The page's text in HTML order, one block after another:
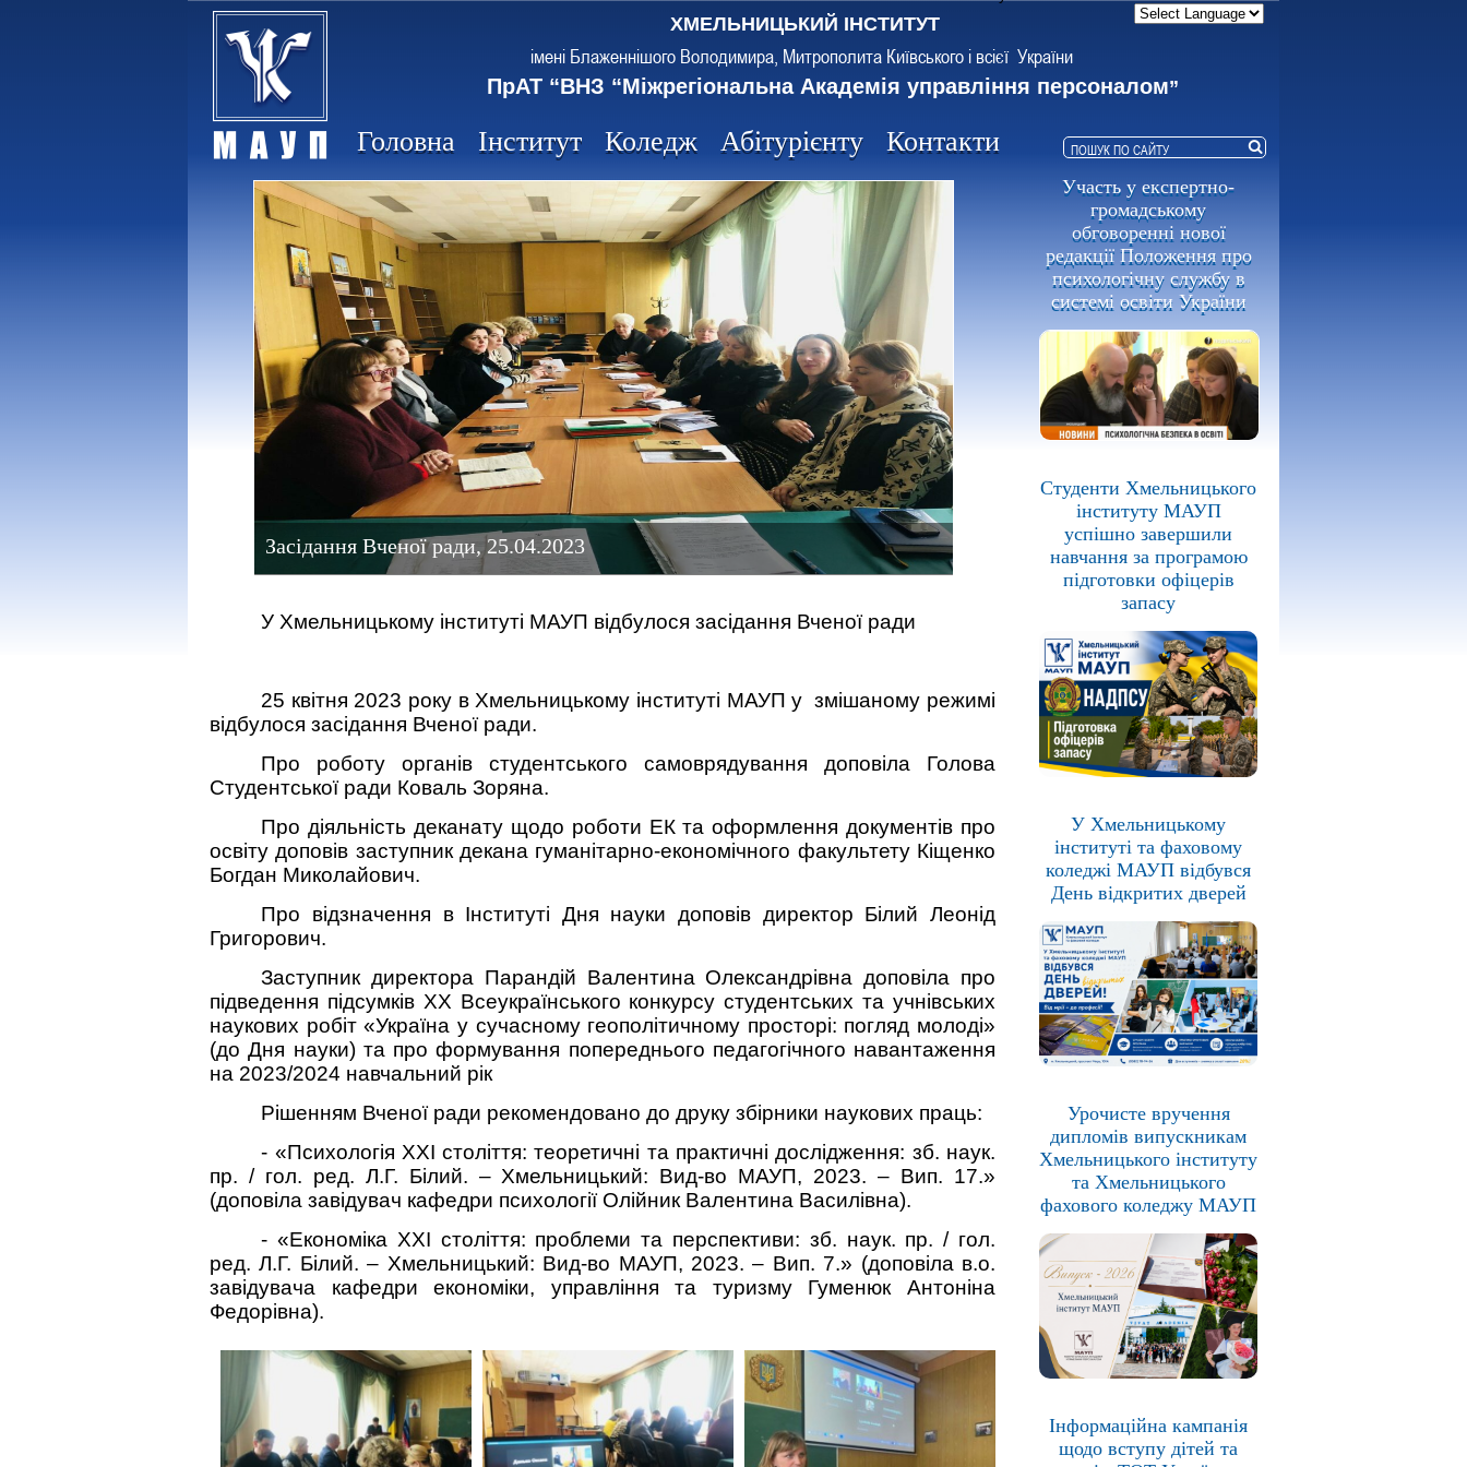
імені Блаженнішого Володимира, Митрополита Київського і всієї України
ХМЕЛЬНИЦЬКИЙ ІНСТИТУТ
ПрАТ “ВНЗ “Міжрегіональна Академія управління персоналом”
Головна Інститут Коледж Абітурієнту Контакти
Засідання Вченої ради, 25.04.2023
У Хмельницькому інституті МАУП відбулося засідання Вченої ради
25 квітня 2023 року в Хмельницькому інституті МАУП у змішаному режимі
відбулося засідання Вченої ради.
Про роботу органів студентського самоврядування доповіла Голова
Студентської ради Коваль Зоряна.
Продіяльність деканату щодо роботи ЕК та оформлення документів про
освіту доповів заступник декана гуманітарно-економічного факультету Кіщенко
Богдан Миколайович.
Про відзначення в Інституті Дня науки доповів директор Білий Леонід
Григорович.
Заступник директора Парандій Валентина Олександрівна доповіла про
підведення підсумків ХХ Всеукраїнського конкурсу студентських та учнівських
наукових робіт «Україна у сучасному геополітичному просторі: погляд молоді»
(до Дня науки) та про формування попереднього педагогічного навантаження
на 2023/2024 навчальний рік
Рішенням Вченої ради рекомендовано до друку збірники наукових праць:
- «Психологія ХХІ століття: теоретичні та практичні дослідження: зб. наук.
пр. / гол. ред. Л.Г. Білий. – Хмельницький: Вид-во МАУП, 2023. – Вип. 17.»
(доповіла завідувач кафедри психології Олійник Валентина Василівна).
- «Економіка ХХІ століття: проблеми та перспективи: зб. наук. пр. / гол.
ред. Л.Г. Білий. – Хмельницький: Вид-во МАУП, 2023. – Вип. 7.» (доповіла в.о.
завідувача кафедри економіки, управління та туризму Гуменюк Антоніна
Федорівна).
Участь у експертно-
громадському
обговоренні нової
редакції Положення про
психологічну службу в
системі освіти України
Студенти Хмельницького
інституту МАУП
успішно завершили
навчання за програмою
підготовки офіцерів
запасу
У Хмельницькому
інституті та фаховому
коледжі МАУП відбувся
День відкритих дверей
Урочисте вручення
дипломів випускникам
Хмельницького інституту
та Хмельницького
фахового коледжу МАУП
Інформаційна кампанія
щодо вступу дітей та